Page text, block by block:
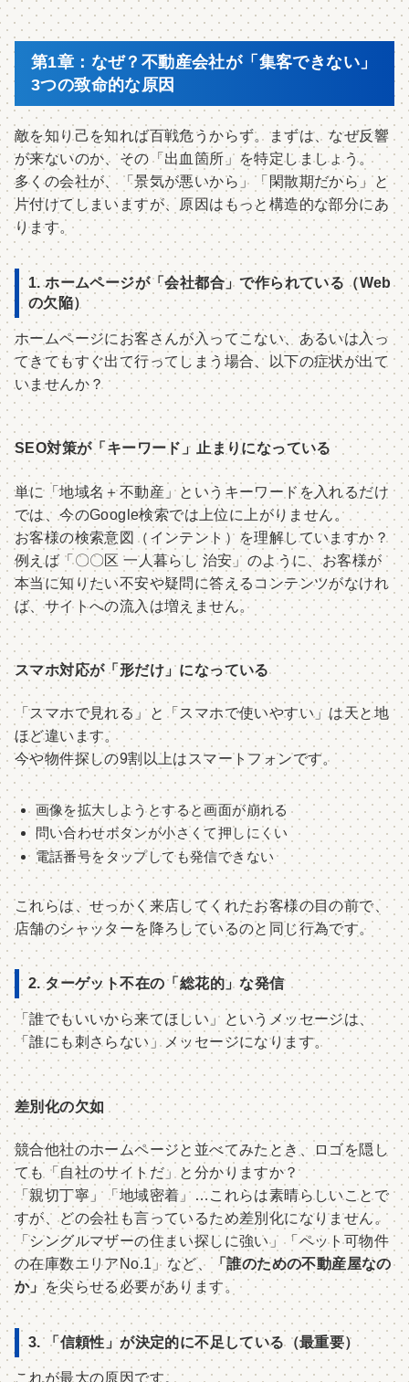
第1章：なぜ？不動産会社が「集客できない」
3つの致命的な原因
敵を知り己を知れば百戦危うからず。まずは、なぜ反響
が来ないのか、その「出血箇所」を特定しましょう。
多くの会社が、「景気が悪いから」「閑散期だから」と
片付けてしまいますが、原因はもっと構造的な部分にあ
ります。
1. ホームページが「会社都合」で作られている（Web
の欠陥）
ホームページにお客さんが入ってこない、あるいは入っ
てきてもすぐ出て行ってしまう場合、以下の症状が出て
いませんか？
SEO対策が「キーワード」止まりになっている
単に「地域名＋不動産」というキーワードを入れるだけ
では、今のGoogle検索では上位に上がりません。
お客様の検索意図（インテント）を理解していますか？
例えば「〇〇区 一人暮らし 治安」のように、お客様が
本当に知りたい不安や疑問に答えるコンテンツがなけれ
ば、サイトへの流入は増えません。
スマホ対応が「形だけ」になっている
「スマホで見れる」と「スマホで使いやすい」は天と地
ほど違います。
今や物件探しの9割以上はスマートフォンです。
画像を拡大しようとすると画面が崩れる
問い合わせボタンが小さくて押しにくい
電話番号をタップしても発信できない
これらは、せっかく来店してくれたお客様の目の前で、
店舗のシャッターを降ろしているのと同じ行為です。
2. ターゲット不在の「総花的」な発信
「誰でもいいから来てほしい」というメッセージは、
「誰にも刺さらない」メッセージになります。
差別化の欠如
競合他社のホームページと並べてみたとき、ロゴを隠し
ても「自社のサイトだ」と分かりますか？
「親切丁寧」「地域密着」…これらは素晴らしいことで
すが、どの会社も言っているため差別化になりません。
「シングルマザーの住まい探しに強い」「ペット可物件
の在庫数エリアNo.1」など、「誰のための不動産屋なの
か」 を尖らせる必要があります。
3. 「信頼性」が決定的に不足している（最重要）
これが最大の原因です。